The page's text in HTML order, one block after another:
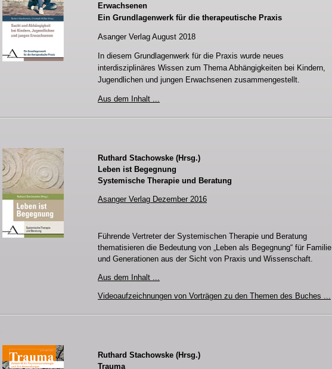
Erwachsenen
Ein Grundlagenwerk für die therapeutische Praxis
Asanger Verlag August 2018
In diesem Grundlagenwerk für die Praxis wurde neues
interdisziplinäres Wissen zum Thema Abhängigkeiten bei Kindern,
Jugendlichen und jungen Erwachsenen zusammengestellt.
Aus dem Inhalt
Ruthard Stachowske (Hrsg.)
Leben ist Begegnung
Systemische Therapie und Beratung
Asanger Verlag Dezember 2016
Führende Vertreter der Systemischen Therapie und Beratung
thematisieren die Bedeutung von „Leben als Begegnung“ für Familie
und Generationen aus der Sicht von Praxis und Wissenschaft.
Aus dem Inhalt ...
Videoaufzeichnungen von Vorträgen zu den Themen des Buches ...
Ruthard Stachowske (Hrsg.)
Trauma